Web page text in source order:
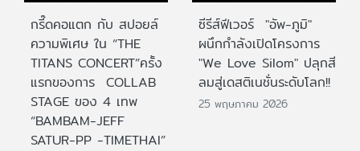
กรี๊ดคอแตก กับ สปอยล์
ความพิเศษ ใน “THE
TITANS CONCERT”ครั้ง
แรกของการ COLLAB
STAGE ของ 4 เทพ
“BAMBAM-JEFF
SATUR-PP -TIMETHAI”
ซีรีส์ฟีเวอร์ "อัพ-ภูมิ"
ผนึกกำลังเปิดโครงการ
"We Love Silom" ปลุกสี
ลมสู่เดสติเนชั่นระดับโลก!!
25 พฤษภาคม 2026